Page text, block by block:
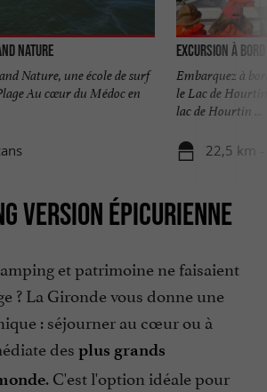
Nature
Nature, une école de surf
Au cœur du Médoc en
Excursion à bord
Embarquez à
le Lac de
lac de Hourtin ...
22,5 km
VERSION ÉPICURIENNE
et patrimoine ne faisaient
? La Gironde vous donne une
: séjourner au cœur ou à
des plus grands
. C'est l'option idéale pour